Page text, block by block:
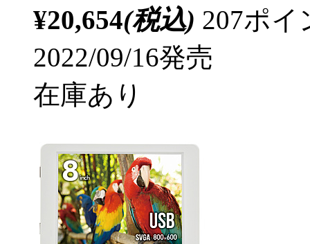
¥20,654(税込) 207ポ
2022/09/16発売
在庫あり